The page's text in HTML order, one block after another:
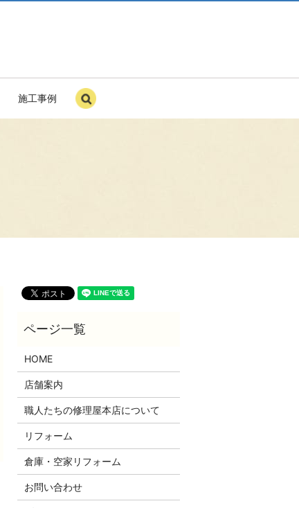
施工事例
search
HOME
店舗案内
職人たちの修理屋本店について
リフォーム
倉庫・空家リフォーム
お問い合わせ